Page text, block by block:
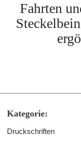
Fahrten
Kategorie:
Druckschriften